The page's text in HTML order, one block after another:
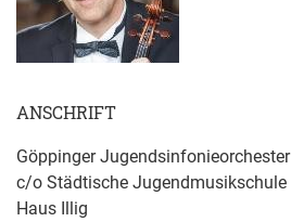
ANSCHRIFT
Göppinger Jugendsinfonieorchester
c/o Städtische Jugendmusikschule
Haus Illig